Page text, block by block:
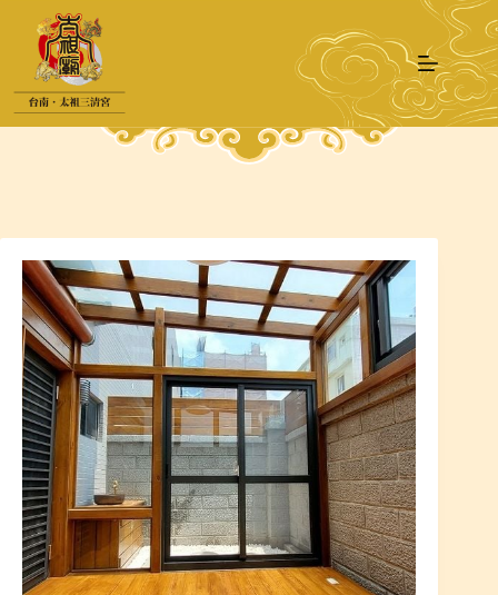
要